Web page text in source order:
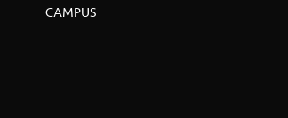
CAMPUS